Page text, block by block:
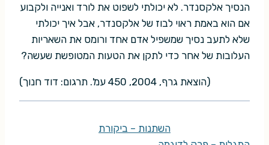
הנסיך אלקסנדר. לא יכולתי לשפוט את לורד ואנייה ולקבוע
אם הוא באמת ראוי לבוז של אלקסנדר, אבל איך יכולתי
שלא לתעב נסיך שמשפיל אדם אחד ורומס את השאריות
העלובות של אחר כדי לתקן את הטעות המטופשת שעשה?
(הוצאת גרף, 2004, 450 עמ'. תרגום: דוד חנוך)
השתנות – ביקורת